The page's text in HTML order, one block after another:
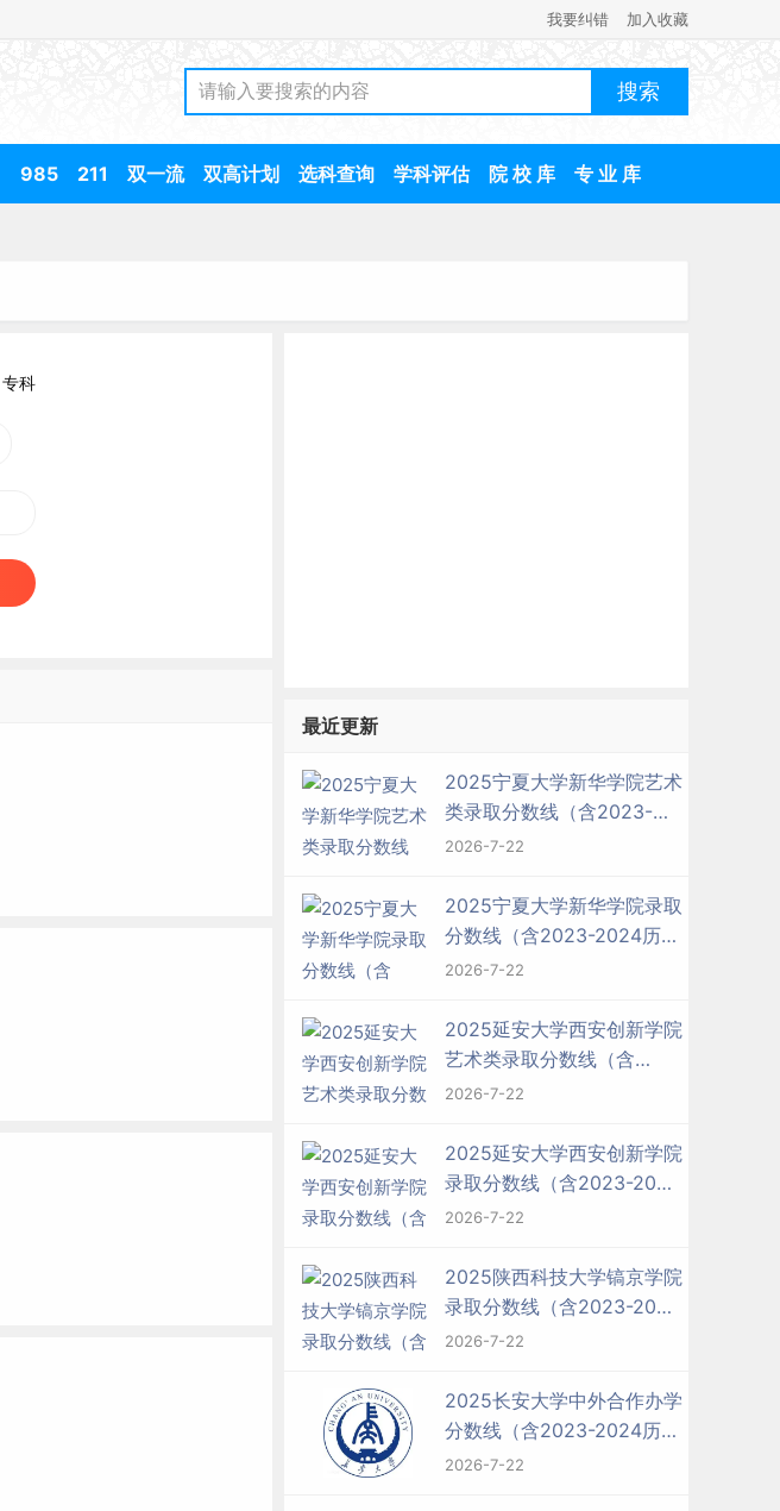
我要纠错 加入收藏
985 211 双一流 双高计划 选科查询 学科评估 院 校 库 专 业 库
专科
最近更新
2025宁夏大学新华学院艺术
类录取分数线（含2023-
2024历年）
2026-7-22
2025宁夏大学新华学院录取
分数线（含2023-2024历
年）
2026-7-22
2025延安大学西安创新学院
艺术类录取分数线（含
2023-2024历年）
2026-7-22
2025延安大学西安创新学院
录取分数线（含2023-2024
历年）
2026-7-22
2025陕西科技大学镐京学院
录取分数线（含2023-2024
历年）
2026-7-22
2025长安大学中外合作办学
分数线（含2023-2024历
年）
2026-7-22